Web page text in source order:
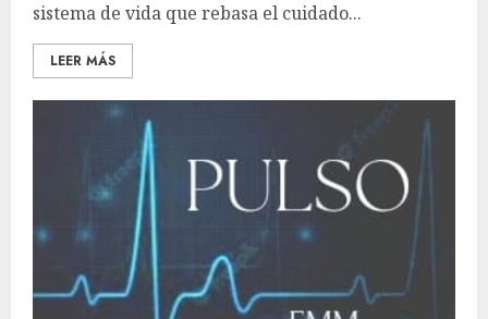
sistema de vida que rebasa el cuidado...
LEER MÁS